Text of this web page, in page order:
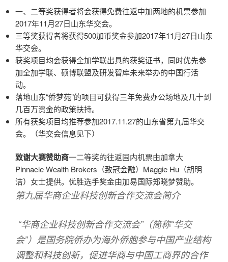
一、二等奖获得者将会获得免费往返中加两地的机票参加
2017年11月27日山东华交会。
三等奖获得者将获得500加币奖金参加2017年11月27日山东
华交会。
获奖项目均会获得全加学联出具的获奖证书，同时优先参
加全加学联、硕博联盟及研发智库未来举办的中国行活
动。
落地山东“侨梦苑”的项目可获得三年免费办公场地及几十到
几百万资金的政策扶持。
所有获奖项目均推荐参加2017.11.27的山东省第九届华交
会。（华交会信息见下）
致谢大赛赞助商一二等奖的往返国内机票由加拿大
Pinnacle Wealth Brokers（致冠金融）Maggie Hu（胡明
洁）女士提供。优胜选手奖金由加易国际郑晓梦赞助。
第九届华商企业科技创新合作交流会简介
“华商企业科技创新合作交流会”（简称“华交
会”）是国务院侨办为海外侨胞参与中国产业结构
调整和科技创新，促进华商与中国工商界的合作